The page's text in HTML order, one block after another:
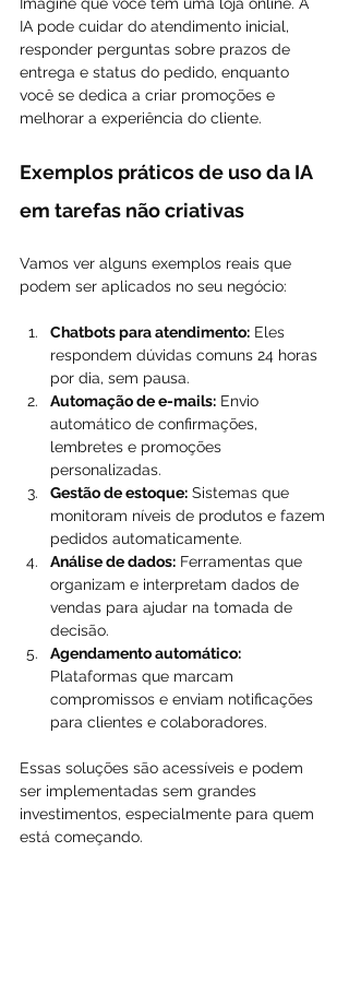
IA pode cuidar do atendimento inicial,
responder perguntas sobre prazos de
entrega e status do pedido, enquanto
você se dedica a criar promoções e
melhorar a experiência do cliente.
Exemplos práticos de uso da IA
em tarefas não criativas
Vamos ver alguns exemplos reais que
podem ser aplicados no seu negócio:
Chatbots para atendimento: Eles
respondem dúvidas comuns 24 horas
por dia, sem pausa.
Automação de e-mails: Envio
automático de confirmações,
lembretes e promoções
personalizadas.
Gestão de estoque: Sistemas que
monitoram níveis de produtos e fazem
pedidos automaticamente.
Análise de dados: Ferramentas que
organizam e interpretam dados de
vendas para ajudar na tomada de
decisão.
Agendamento automático:
Plataformas que marcam
compromissos e enviam notificações
para clientes e colaboradores.
Essas soluções são acessíveis e podem
ser implementadas sem grandes
investimentos, especialmente para quem
está começando.